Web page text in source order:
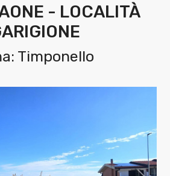
- LOCALITÀ
Timponello